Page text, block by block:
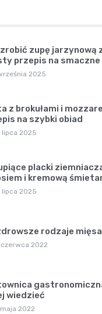
zupę jarzynową
przepis na smaczne
2025
z brokułami i
na szybki obiad
lipca 2025
placki
i kremową
lipca 2025
rodzaje mięsa
czerwca 2022
wiedzieć
2022